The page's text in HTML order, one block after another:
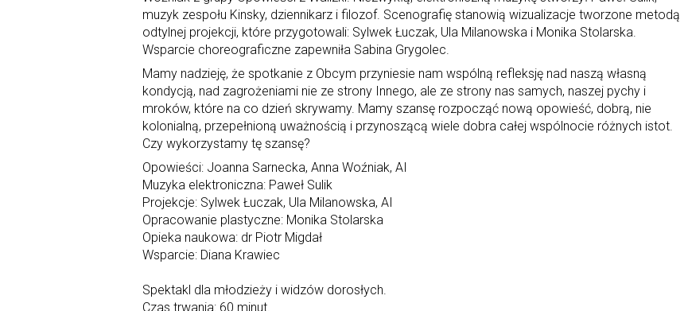
muzyk zespołu Kinsky, dziennikarz i filozof. Scenografię stanowią wizualizacje tworzone metodą
odtylnej projekcji, które przygotowali: Sylwek Łuczak, Ula Milanowska i Monika Stolarska.
Wsparcie choreograficzne zapewniła Sabina Grygolec.
Mamy nadzieję, że spotkanie z Obcym przyniesie nam wspólną refleksję nad naszą własną
kondycją, nad zagrożeniami nie ze strony Innego, ale ze strony nas samych, naszej pychy i
mroków, które na co dzień skrywamy. Mamy szansę rozpocząć nową opowieść, dobrą, nie
kolonialną, przepełnioną uważnością i przynoszącą wiele dobra całej wspólnocie różnych istot.
Czy wykorzystamy tę szansę?
Opowieści: Joanna Sarnecka, Anna Woźniak, AI
Muzyka elektroniczna: Paweł Sulik
Projekcje: Sylwek Łuczak, Ula Milanowska, AI
Opracowanie plastyczne: Monika Stolarska
Opieka naukowa: dr Piotr Migdał
Wsparcie: Diana Krawiec
Spektakl dla młodzieży i widzów dorosłych.
Czas trwania: 60 minut.